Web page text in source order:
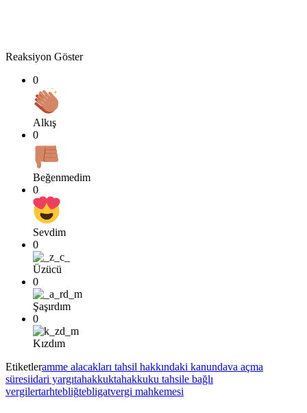
Reaksiyon Göster
0
Alkış
0
Beğenmedim
0
Sevdim
0
Üzücü
0
Şaşırdım
0
Kızdım
Etiketleramme alacakları tahsil hakkındaki kanundava açma
süresiidari yargıtahakkuktahakkuku tahsile bağlı
vergilertarhtebliğtebligatvergi mahkemesi